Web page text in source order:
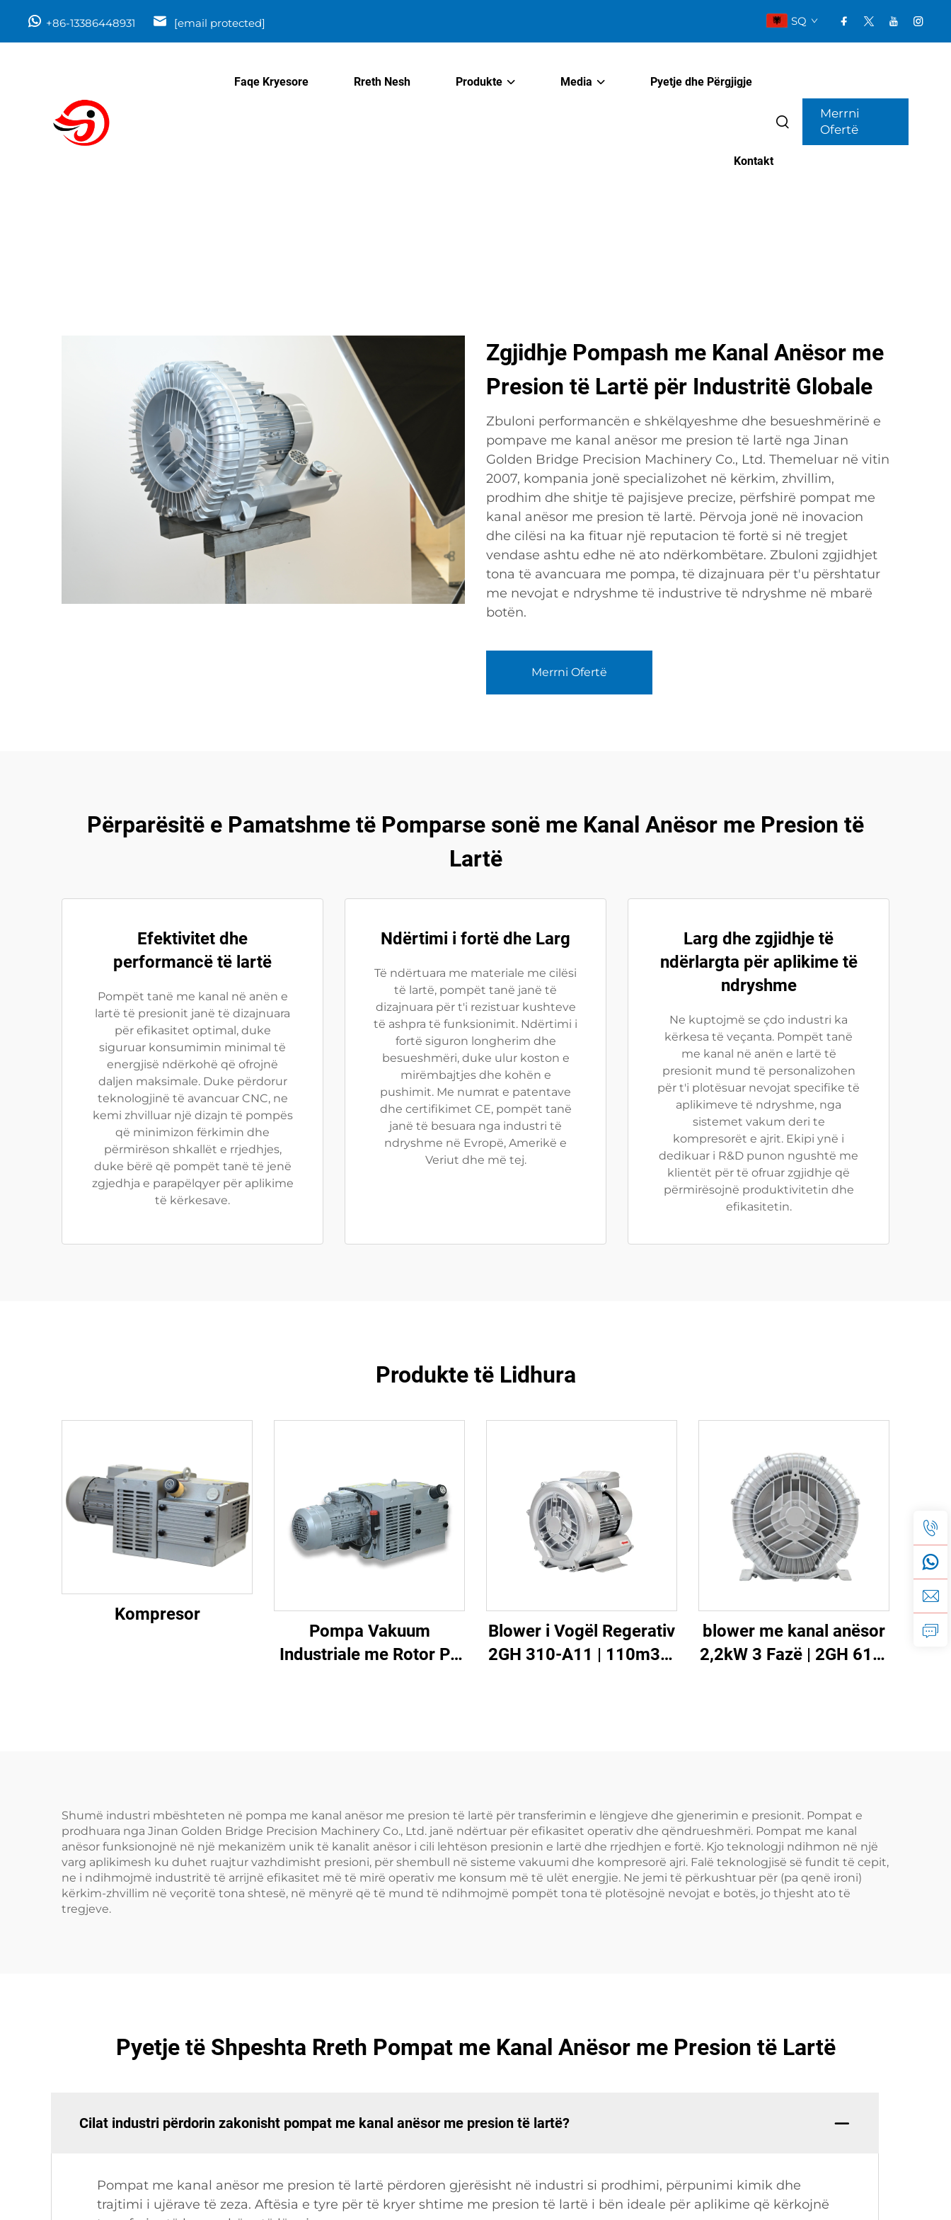
+86-13386448931 [email protected] SQ
Faqe Kryesore Rreth Nesh Produkte Media Pyetje dhe Përgjigje
Kontakt
Merrni
Ofertë
Zgjidhje Pompash me Kanal Anësor me
Presion të Lartë për Industritë Globale
Zbuloni performancën e shkëlqyeshme dhe besueshmërinë e
pompave me kanal anësor me presion të lartë nga Jinan
Golden Bridge Precision Machinery Co., Ltd. Themeluar në vitin
2007, kompania jonë specializohet në kërkim, zhvillim,
prodhim dhe shitje të pajisjeve precize, përfshirë pompat me
kanal anësor me presion të lartë. Përvoja jonë në inovacion
dhe cilësi na ka fituar një reputacion të fortë si në tregjet
vendase ashtu edhe në ato ndërkombëtare. Zbuloni zgjidhjet
tona të avancuara me pompa, të dizajnuara për t'u përshtatur
me nevojat e ndryshme të industrive të ndryshme në mbarë
botën.
Merrni Ofertë
Përparësitë e Pamatshme të Pomparse sonë me Kanal Anësor me Presion të
Lartë
Efektivitet dhe
performancë të lartë
Pompët tanë me kanal në anën e
lartë të presionit janë të dizajnuara
për efikasitet optimal, duke
siguruar konsumimin minimal të
energjisë ndërkohë që ofrojnë
daljen maksimale. Duke përdorur
teknologjinë të avancuar CNC, ne
kemi zhvilluar një dizajn të pompës
që minimizon fërkimin dhe
përmirëson shkallët e rrjedhjes,
duke bërë që pompët tanë të jenë
zgjedhja e parapëlqyer për aplikime
të kërkesave.
Ndërtimi i fortë dhe Larg
Të ndërtuara me materiale me cilësi
të lartë, pompët tanë janë të
dizajnuara për t'i rezistuar kushteve
të ashpra të funksionimit. Ndërtimi i
fortë siguron longherim dhe
besueshmëri, duke ulur koston e
mirëmbajtjes dhe kohën e
pushimit. Me numrat e patentave
dhe certifikimet CE, pompët tanë
janë të besuara nga industri të
ndryshme në Evropë, Amerikë e
Veriut dhe më tej.
Larg dhe zgjidhje të
ndërlargta për aplikime të
ndryshme
Ne kuptojmë se çdo industri ka
kërkesa të veçanta. Pompët tanë
me kanal në anën e lartë të
presionit mund të personalizohen
për t'i plotësuar nevojat specifike të
aplikimeve të ndryshme, nga
sistemet vakum deri te
kompresorët e ajrit. Ekipi ynë i
dedikuar i R&D punon ngushtë me
klientët për të ofruar zgjidhje që
përmirësojnë produktivitetin dhe
efikasitetin.
Produkte të Lidhura
Kompresor
Pompa Vakuum
Industriale me Rotor Pa
Blower i Vogël Regerativ
2GH 310-A11 | 110m3/h
blower me kanal anësor
2,2kW 3 Fazë | 2GH 610-
Shumë industri mbështeten në pompa me kanal anësor me presion të lartë për transferimin e lëngjeve dhe gjenerimin e presionit. Pompat e
prodhuara nga Jinan Golden Bridge Precision Machinery Co., Ltd. janë ndërtuar për efikasitet operativ dhe qëndrueshmëri. Pompat me kanal
anësor funksionojnë në një mekanizëm unik të kanalit anësor i cili lehtëson presionin e lartë dhe rrjedhjen e fortë. Kjo teknologji ndihmon në një
varg aplikimesh ku duhet ruajtur vazhdimisht presioni, për shembull në sisteme vakuumi dhe kompresorë ajri. Falë teknologjisë së fundit të cepit,
ne i ndihmojmë industritë të arrijnë efikasitet më të mirë operativ me konsum më të ulët energjie. Ne jemi të përkushtuar për (pa qenë ironi)
kërkim-zhvillim në veçoritë tona shtesë, në mënyrë që të mund të ndihmojmë pompët tona të plotësojnë nevojat e botës, jo thjesht ato të
tregjeve.
Pyetje të Shpeshta Rreth Pompat me Kanal Anësor me Presion të Lartë
Cilat industri përdorin zakonisht pompat me kanal anësor me presion të lartë?
Pompat me kanal anësor me presion të lartë përdoren gjerësisht në industri si prodhimi, përpunimi kimik dhe
trajtimi i ujërave të zeza. Aftësia e tyre për të kryer shtime me presion të lartë i bën ideale për aplikime që kërkojnë